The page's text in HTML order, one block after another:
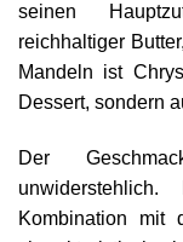
seinen
reichhaltiger
Mandeln ist
Dessert, sondern
Der
Kombination mit